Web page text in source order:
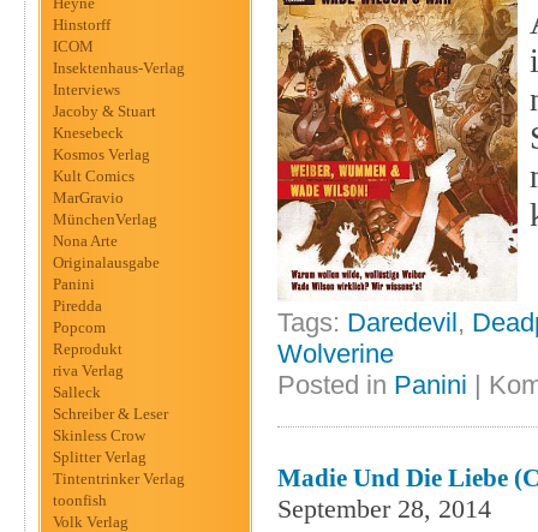
Hinstorff
ICOM
Insektenhaus-Verlag
Interviews
Jacoby & Stuart
Knesebeck
Kosmos Verlag
Kult Comics
MarGravio
MünchenVerlag
Nona Arte
Originalausgabe
Panini
Piredda
Popcom
Reprodukt
riva Verlag
Salleck
Schreiber & Leser
Skinless Crow
Splitter Verlag
Tintentrinker Verlag
toonfish
Volk Verlag
Tags: Daredevil,
Wolverine
Posted in Panini |
Madie Und Die Liebe
September 28, 2014